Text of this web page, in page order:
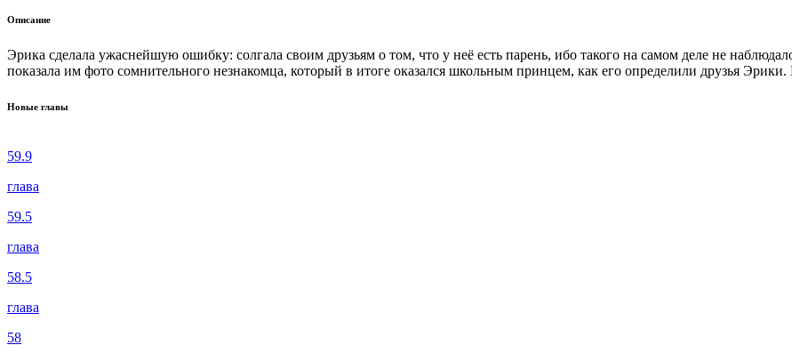
Описание
Эрика сделала ужаснейшую ошибку: солгала своим друзьям о том, что у неё есть парень, ибо такого на самом деле не
показала им фото сомнительного незнакомца, который в итоге оказался школьным принцем, как его определили друзья
Новые главы
59.9
глава
59.5
глава
58.5
глава
58